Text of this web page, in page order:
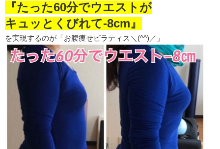
『たった60分でウエストが
キュッとくびれて-8cm』
を実現するのが「お腹痩せピラティス＼(^^)／」